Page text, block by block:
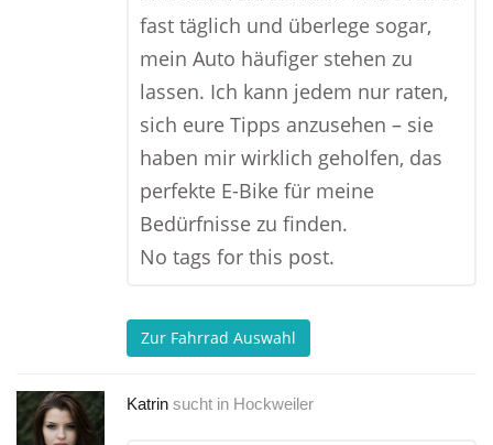
fast täglich und überlege sogar,
mein Auto häufiger stehen zu
lassen. Ich kann jedem nur raten,
sich eure Tipps anzusehen – sie
haben mir wirklich geholfen, das
perfekte E-Bike für meine
Bedürfnisse zu finden.
No tags for this post.
Zur Fahrrad Auswahl
Katrin sucht in Hockweiler